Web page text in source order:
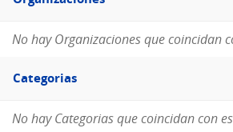
Organizaciones
No hay Organizaciones que coincidan
Filtro
Categorias
Categorias
No hay Categorias que coincidan con